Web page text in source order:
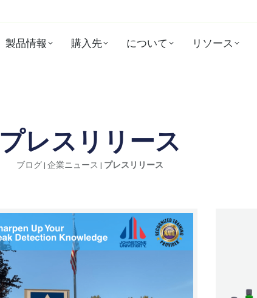
製品情報 購入先 について リソース
プレスリリース
ブログ| 企業ニュース | プレスリリース